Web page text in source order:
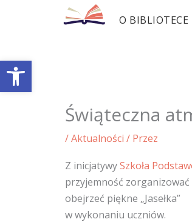
Otwórz pasek narzędzi
O BIBLIOTECE
Świąteczna
/Aktualności / Przez
Z inicjatywySzkoła
przyjemność
obejrzeć piękne „Jasełka”
w wykonaniu uczniów.